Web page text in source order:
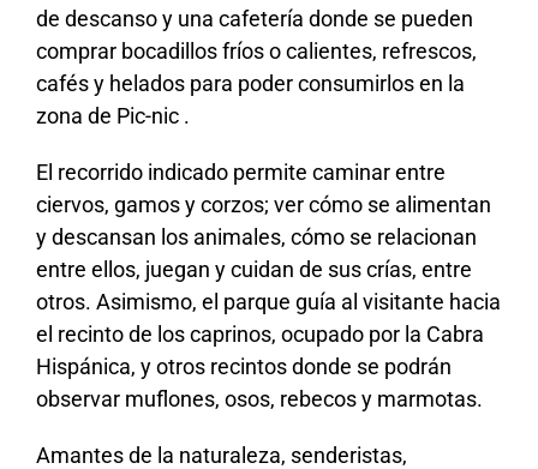
de descanso y una cafetería donde se pueden
comprar bocadillos fríos o calientes, refrescos,
cafés y helados para poder consumirlos en la
zona de Pic-nic .
El recorrido indicado permite caminar entre
ciervos, gamos y corzos; ver cómo se alimentan
y descansan los animales, cómo se relacionan
entre ellos, juegan y cuidan de sus crías, entre
otros. Asimismo, el parque guía al visitante hacia
el recinto de los caprinos, ocupado por la Cabra
Hispánica, y otros recintos donde se podrán
observar muflones, osos, rebecos y marmotas.
Amantes de la naturaleza, senderistas,